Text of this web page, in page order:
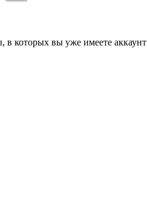
в которых вы уже имеете аккаунт